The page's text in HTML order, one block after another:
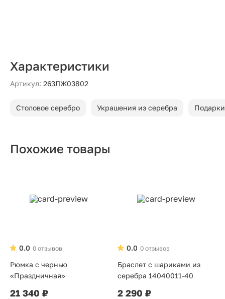
Характеристики
Артикул: 263ЛЖ03802
Столовое серебро Украшения из серебра
Похожие товары
0 отзывов
0.0
Рюмка с чернью
«Праздничная»
21 340 ₽
0 отзывов
0.0
Браслет с шариками из
серебра 14040011-40
2 290 ₽